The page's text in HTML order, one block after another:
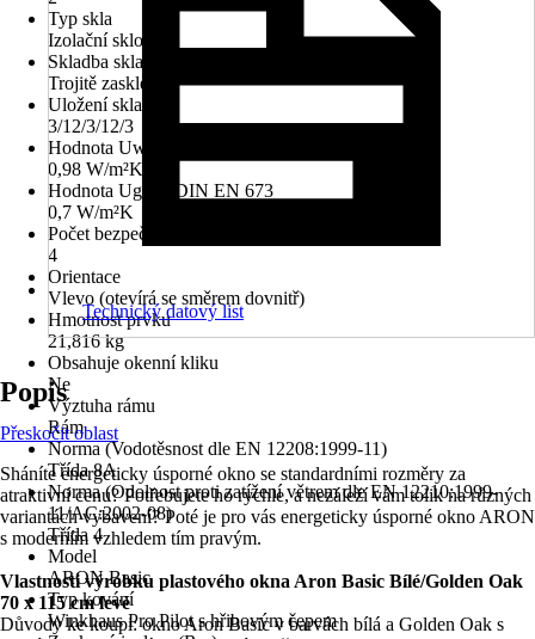
Typ skla
Izolační sklo
Skladba skla
Trojitě zasklené
Uložení skla
3/12/3/12/3
Hodnota Uw dle DIN EN 10077
0,98 W/m²K
Hodnota Ug dle DIN EN 673
0,7 W/m²K
Počet bezpečnostních kotevních plechů
4
Orientace
Vlevo (otevírá se směrem dovnitř)
Hmotnost prvku
21,816 kg
Obsahuje okenní kliku
Ne
Výztuha rámu
Rám
Norma (Vodotěsnost dle EN 12208:1999-11)
Třída 8A
Norma (Odolnost proti zatížení větrem dle EN 12210:1999-
11/AC:2002-08)
Třída 4
Model
ARON Basic
Typ kování
Winkhaus Pro Pilot s hřibovým čepem
Technický datový list
Popis
Přeskočit oblast
Sháníte energeticky úsporné okno se standardními rozměry za
atraktivní cenu? Potřebujete ho rychle, a nezáleží vám tolik na různých
variantách vybavení? Poté je pro vás energeticky úsporné okno ARON
s moderním vzhledem tím pravým.
Vlastnosti výrobku plastového okna Aron Basic Bílé/Golden Oak
70 x 115 cm levé
Důvody ke koupi: okno Aron Basic v barvách bílá a Golden Oak s